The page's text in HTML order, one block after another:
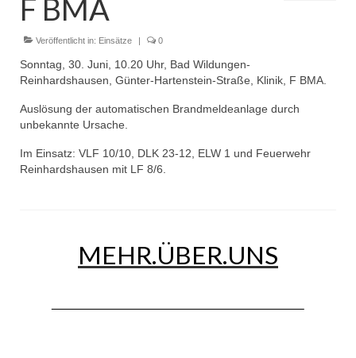
Dienstplan
Einsätze
Einsatzstichworte
Jugendfeuerwehr
Dienstplan
Kreiszeltlager 2023
F BMA
Veröffentlicht in: Einsätze | 0
Sonntag, 30. Juni, 10.20 Uhr, Bad Wildungen-
Reinhardshausen, Günter-Hartenstein-Straße, Klinik, F BMA.
Auslösung der automatischen Brandmeldeanlage durch
unbekannte Ursache.
Im Einsatz: VLF 10/10, DLK 23-12, ELW 1 und Feuerwehr
Reinhardshausen mit LF 8/6.
MEHR.ÜBER.UNS